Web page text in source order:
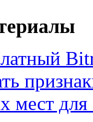
мест для